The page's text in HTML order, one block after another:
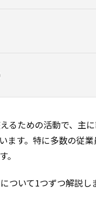
るための活動で、主
ます。特に多数の従
。
ついて1つずつ解説し